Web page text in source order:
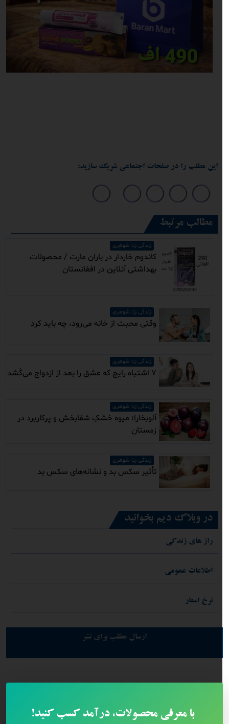
این مطلب را در صفحات اجتماعی شریک سازید:
مطالب مرتبط
زندگی زنا شوهری
کاندوم خاردار در باران مارت / محصولات
بهداشتی آنلاین در افغانستان
زندگی زنا شوهری
وقتی محبت از خانه می‌رود، چه باید کرد
زندگی زنا شوهری
زندگی زنا شوهری
آلوبخارا؛ میوه خشکِ شفابخش و پرکاربرد در
زمستان
زندگی زنا شوهری
تأثیر سکس بد و نشانه‌های سکس بد
در وبلاگ دیم بخوانید
راز های زندکی
اطلاعات عمومی
نرخ اسعار
ارسال مطلب برای نشر
با معرفی محصولات، درآمد کسب کنید!